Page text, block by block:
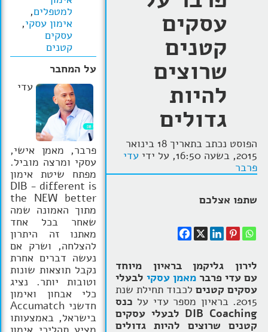
בלוג קואצ'ינג
סרטוני אימון
שאלות תשובות
יצירת קשר
למטפלים,
אימון עסקי,
עסקים
קטנים
על המחבר
עדי
פרבר, מאמן אישי,
עסקי ומרצה מוביל.
מפתח שיטת אימון
DIB - different is
the NEW better
מתוך האמונה שמה
שאחר בכל אחד
מאתנו זה היתרון
להצלחה, ושרק אם
נעשה דברים אחרת
נקבל תוצאות שונות
וטובות יותר. נציג
כלי אבחון ואימון
חדשני Accumatch
בישראל, באמצעותו
עסקים
קטנים
שרוצים
להיות
גדולים
הפוסט נכתב בתאריך 18 בינואר
2015, בשעה 16:50, על ידי
עדי
פרבר
שתפו אצלכם
לירון גליקמן בראיון מיוחד
עם עדי פרבר מאמן עסקי לבעלי
עסקים קטנים לכבוד תחילת שנת
2015. בראיון מספר עדי על
כנס
DIB Coaching לבעלי עסקים
קטנים שרוצים להיות גדולים